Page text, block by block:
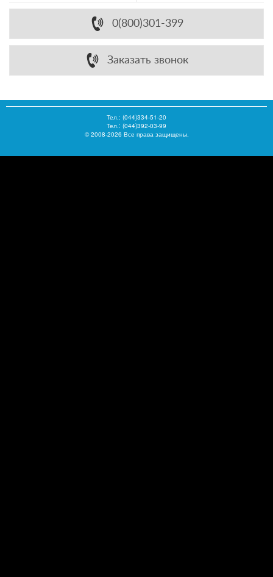
0(800)301-399
Заказать звонок
Тел.: (044)334-51-20
Тел.: (044)392-03-99
© 2008-2026 Все права защищены.